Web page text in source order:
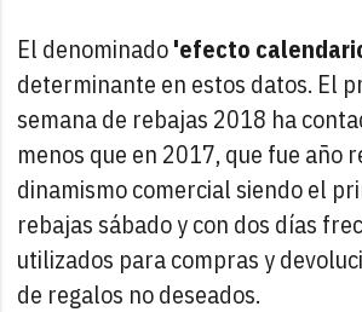
El denominado'efecto
determinante en estos datos. El
semana de rebajas 2018 ha
menos que en 2017, que fue año
dinamismo comercial siendo el
rebajas sábado y con dos días
utilizados para compras y
de regalos no deseados.